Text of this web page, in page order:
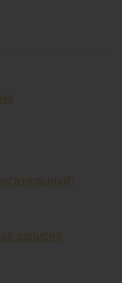
записях